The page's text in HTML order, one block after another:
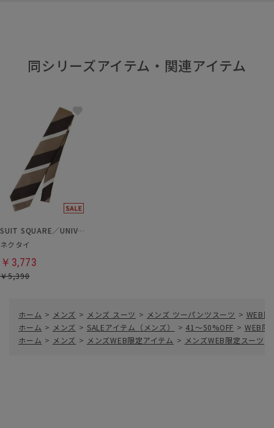
同シリーズアイテム・関連アイテム
SUIT SQUARE／UNIVERSAL LANGUAGE
ネクタイ
￥3,773
￥5,390
ホーム > メンズ > メンズ スーツ > メンズ ツーパンツスーツ > WEB
ホーム > メンズ > SALEアイテム（メンズ） > 41～50%OFF > WEB限
ホーム > メンズ > メンズWEB限定アイテム > メンズWEB限定スーツ